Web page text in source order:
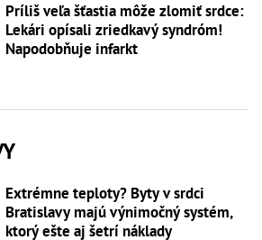
Príliš veľa šťastia môže zlomiť srdce:
Lekári opísali zriedkavý syndróm!
Napodobňuje infarkt
Extrémne teploty? Byty v srdci
Bratislavy majú výnimočný systém,
ktorý ešte aj šetrí náklady